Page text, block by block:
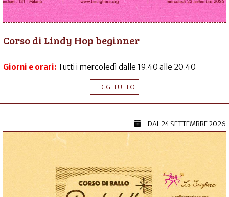
Corso di Lindy Hop beginner
Giorni e orari: Tutti i mercoledì dalle 19.40 alle 20.40
LEGGI TUTTO
DAL24 SETTEMBRE 2026